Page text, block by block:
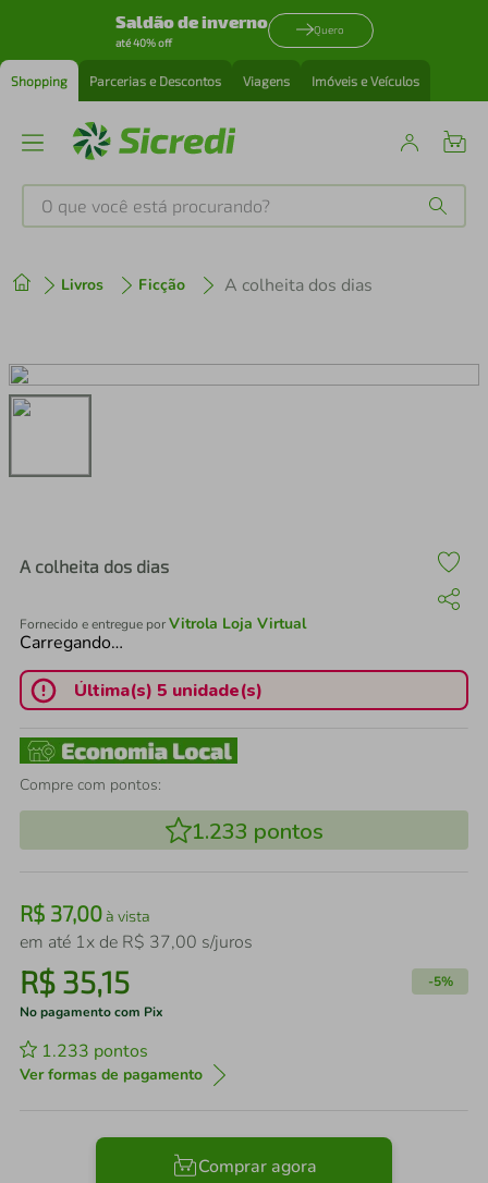
Saldão de inverno
até 40% off
Quero
Shopping Parcerias e Descontos Viagens Imóveis e Veículos
O que você está procurando?
Livros Ficção A colheita dos dias
A colheita dos dias
Fornecido e entregue porVitrola Loja Virtual
Carregando…
Última(s) 5 unidade(s)
Compre com pontos:
1.233 pontos
R$ 37,00à vista
em até 1x de R$ 37,00 s/juros
R$ 35,15 -5%
No pagamento com Pix
1.233 pontos
Ver formas de pagamento
Comprar agora
2º cafeteira